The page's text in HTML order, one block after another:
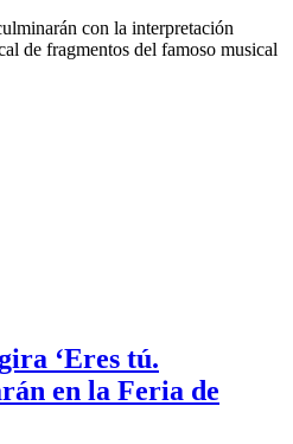
con la interpretación
de fragmentos del famoso musical
‘Eres tú.
en la Feria de